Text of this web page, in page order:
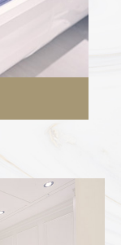
謝就會活化平
行。
起毛細血管斷
團體、職業運動
骨折時，在高
參加了世界盃比